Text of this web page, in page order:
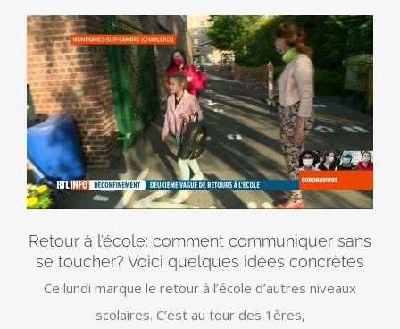
Retour à l’école: comment communiquer sans
se toucher? Voici quelques idées concrètes
Ce lundi marque le retour à l’école d’autres niveaux
scolaires. C’est au tour des 1ères,